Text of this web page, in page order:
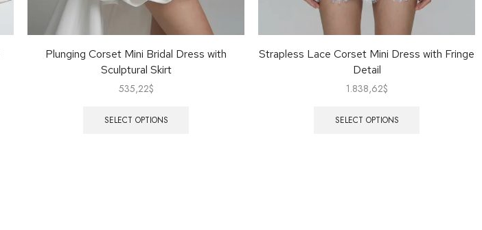
Plunging Corset Mini Bridal Dress with
Sculptural Skirt
535,22$
SELECT OPTIONS
Strapless Lace Corset Mini Dress with Fringe
Detail
1.838,62$
SELECT OPTIONS